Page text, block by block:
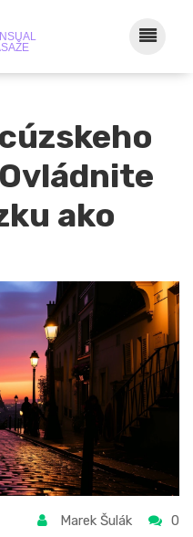
ako
Marek Šulák 0